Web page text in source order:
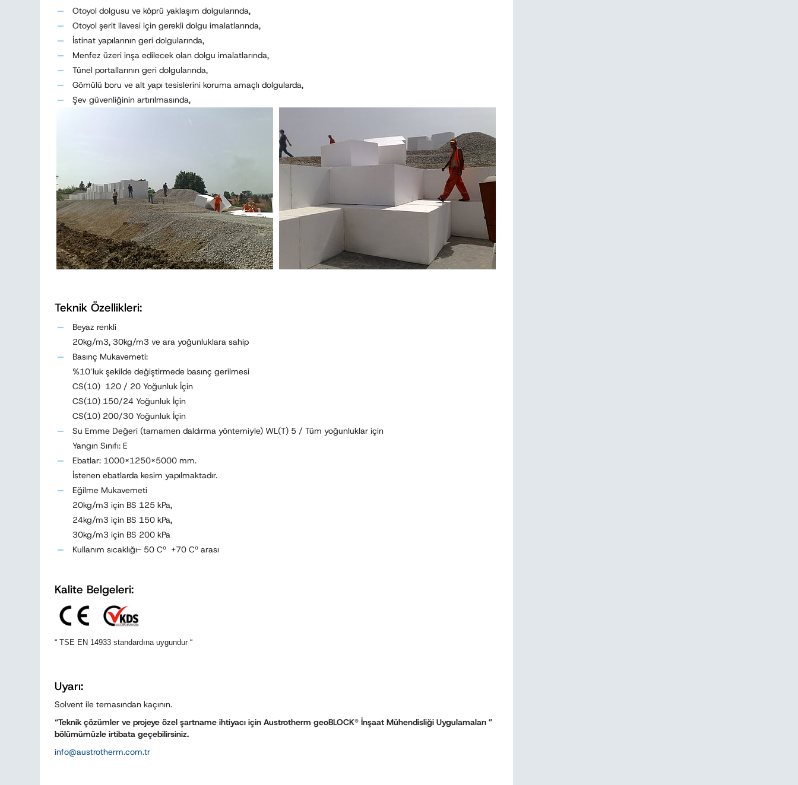
Otoyol dolgusu ve köprü yaklaşım dolgularında,
Otoyol şerit ilavesi için gerekli dolgu imalatlarında,
İstinat yapılarının geri dolgularında,
Menfez üzeri inşa edilecek olan dolgu imalatlarında,
Tünel portallarının geri dolgularında,
Gömülü boru ve alt yapı tesislerini koruma amaçlı dolgularda,
Şev güvenliğinin artırılmasında,
Teknik Özellikleri:
Beyaz renkli
20kg/m3, 30kg/m3 ve ara yoğunluklara sahip
Basınç Mukavemeti:
%10’luk şekilde değiştirmede basınç gerilmesi
CS(10) 120 / 20 Yoğunluk İçin
CS(10) 150/24 Yoğunluk İçin
CS(10) 200/30 Yoğunluk İçin
Su Emme Değeri (tamamen daldırma yöntemiyle) WL(T) 5 / Tüm yoğunluklar için
Yangın Sınıfı: E
Ebatlar: 1000x1250x5000 mm.
İstenen ebatlarda kesim yapılmaktadır.
Eğilme Mukavemeti
20kg/m3 için BS 125 kPa,
24kg/m3 için BS 150 kPa,
30kg/m3 için BS 200 kPa
Kullanım sıcaklığı- 50 Cº +70 Cº arası
Kalite Belgeleri:
“ TSE EN 14933 standardına uygundur “
Uyarı:
Solvent ile temasından kaçının.
“Teknik çözümler ve projeye özel şartname ihtiyacı için Austrotherm geoBLOCK® İnşaat Mühendisliği Uygulamaları ”
bölümümüzle irtibata geçebilirsiniz.
info@austrotherm.com.tr